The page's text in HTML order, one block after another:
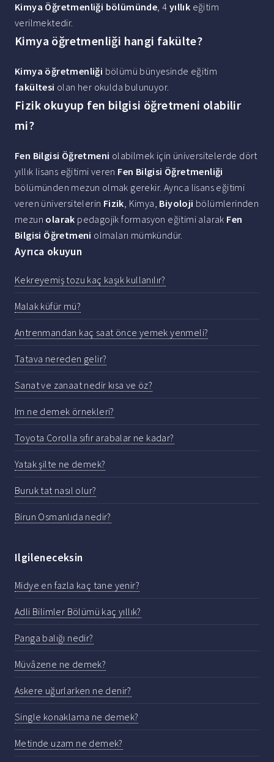
Kimya Öğretmenliği bölümünde, 4 yıllık eğitim
verilmektedir.
Kimya öğretmenliği hangi fakülte?
Kimya öğretmenliği bölümü bünyesinde eğitim
fakültesi olan her okulda bulunuyor.
Fizik okuyup fen bilgisi öğretmeni olabilir
mi?
Fen Bilgisi Öğretmeni olabilmek için üniversitelerde dört
yıllık lisans eğitimi veren Fen Bilgisi Öğretmenliği
bölümünden mezun olmak gerekir. Ayrıca lisans eğitimi
veren üniversitelerin Fizik, Kimya, Biyoloji bölümlerinden
mezun olarak pedagojik formasyon eğitimi alarak Fen
Bilgisi Öğretmeni olmaları mümkündür.
Ayrıca okuyun
Kekreyemiş tozu kaç kaşık kullanılır?
Malak küfür mü?
Antrenmandan kaç saat önce yemek yenmeli?
Tatava nereden gelir?
Sanat ve zanaat nedir kısa ve öz?
Im ne demek örnekleri?
Toyota Corolla sıfır arabalar ne kadar?
Yatak şilte ne demek?
Buruk tat nasıl olur?
Birun Osmanlıda nedir?
Ilgileneceksin
Midye en fazla kaç tane yenir?
Adli Bilimler Bölümü kaç yıllık?
Panga balığı nedir?
Müvâzene ne demek?
Askere uğurlarken ne denir?
Single konaklama ne demek?
Metinde uzam ne demek?